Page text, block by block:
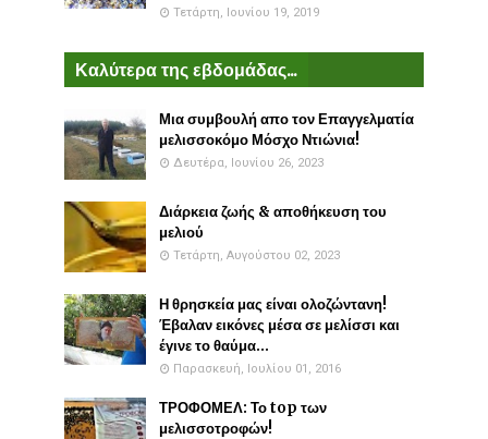
Τετάρτη, Ιουνίου 19, 2019
Καλύτερα της εβδομάδας...
Μια συμβουλή απο τον Επαγγελματία
μελισσοκόμο Μόσχο Ντιώνια!
Δευτέρα, Ιουνίου 26, 2023
Διάρκεια ζωής & αποθήκευση του
μελιού
Τετάρτη, Αυγούστου 02, 2023
Η θρησκεία μας είναι ολοζώντανη!
Έβαλαν εικόνες μέσα σε μελίσσι και
έγινε το θαύμα...
Παρασκευή, Ιουλίου 01, 2016
ΤΡΟΦΟΜΕΛ: Το top των
μελισσοτροφών!